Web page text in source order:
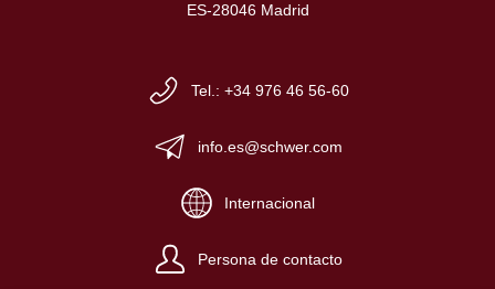
ES-28046 Madrid
Tel.: +34 976 46 56-60
info.es@schwer.com
Internacional
Persona de contacto